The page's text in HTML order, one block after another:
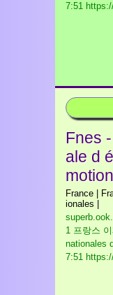
7:51
Fnes
ale d
France |
ionales |
1 프랑스
nationales
7:51